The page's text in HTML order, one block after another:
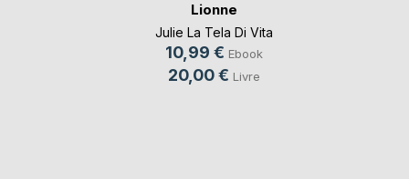
Lionne
Julie La Tela Di Vita
10,99 € Ebook
20,00 € Livre